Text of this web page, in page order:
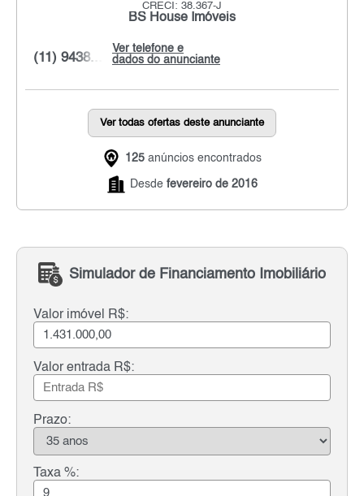
CRECI: 38.367-J
BS House Imóveis
Ver telefone e
dados do anunciante
(11) 9438...
Ver todas ofertas deste anunciante
125 anúncios encontrados
Desde fevereiro de 2016
Simulador de Financiamento Imobiliário
Valor imóvel R$:
Valor entrada R$:
Prazo:
Taxa %: